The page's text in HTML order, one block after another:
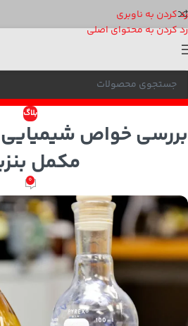
رد کردن به ناوبری
رد کردن به محتوای اصلی
بلاگ
بررسی خواص شیمیایی
مکمل
0